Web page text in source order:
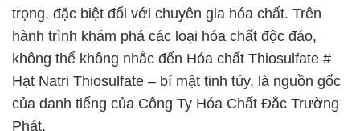
trọng, đặc biệt đối với chuyên gia hóa chất. Trên
hành trình khám phá các loại hóa chất độc đáo,
không thể không nhắc đến Hóa chất Thiosulfate #
Hạt Natri Thiosulfate – bí mật tinh túy, là nguồn gốc
của danh tiếng của Công Ty Hóa Chất Đắc Trường
Phát.